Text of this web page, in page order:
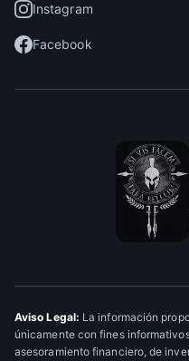
Instagram
Facebook
Aviso Legal: La información
únicamente con fines
asesoramiento financiero, de